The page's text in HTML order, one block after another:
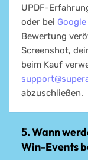
UPDF-
oder bei
Bewertung
Screenshot,
beim Kauf
abzuschließen.
5. Wann
Win-Events